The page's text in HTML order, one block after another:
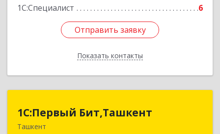
1С:Специалист
6
Отправить заявку
Показать контакты
Отправить заявку
Назад
1C:Первый Бит,Ташкент
Ташкент
1C:Первый Бит,Ташкент
г. Ташкент, Мирабадский район, ул. Афросиаб,